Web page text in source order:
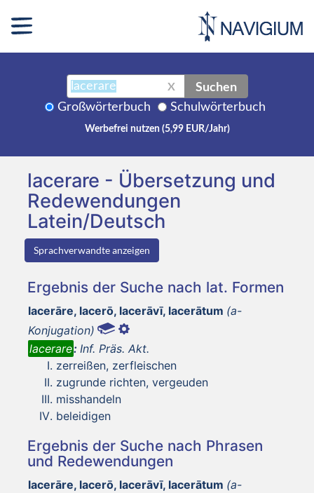
X Suchen
Großwörterbuch Schulwörterbuch
Werbefrei nutzen (5,99 EUR/Jahr)
lacerare - Übersetzung und
Redewendungen
Latein/Deutsch
Sprachverwandte anzeigen
Ergebnis der Suche nach lat. Formen
lacerāre, lacerō, lacerāvī, lacerātum (a-
Konjugation)
lacerare: Inf. Präs. Akt.
zerreißen, zerfleischen
zugrunde richten, vergeuden
misshandeln
beleidigen
Ergebnis der Suche nach Phrasen
und Redewendungen
lacerāre, lacerō, lacerāvī, lacerātum (a-